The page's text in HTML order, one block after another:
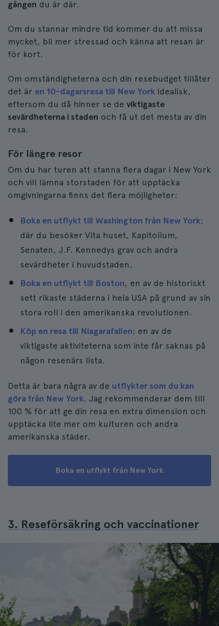
gången du är där.
Om du stannar mindre tid kommer du att missa
mycket, bli mer stressad och känna att resan är
för kort.
Om omständigheterna och din resebudget tillåter
det är en 10-dagarsresa till New York idealisk,
eftersom du då hinner se de viktigaste
sevärdheterna i staden och få ut det mesta av din
resa.
För längre resor
Om du har turen att stanna flera dagar i New York
och vill lämna storstaden för att upptäcka
omgivningarna finns det flera möjligheter:
Boka en utflykt till Washington från New York:
där du besöker Vita huset, Kapitolium,
Senaten, J.F. Kennedys grav och andra
sevärdheter i huvudstaden.
Boka en utflykt till Boston, en av de historiskt
sett rikaste städerna i hela USA på grund av sin
stora roll i den amerikanska revolutionen.
Köp en resa till Niagarafallen: en av de
viktigaste aktiviteterna som inte får saknas på
någon resenärs lista.
Detta är bara några av de utflykter som du kan
göra från New York. Jag rekommenderar dem till
100 % för att ge din resa en extra dimension och
upptäcka lite mer om kulturen och andra
amerikanska städer.
Boka en utflykt från New York
3. Reseförsäkring och vaccinationer